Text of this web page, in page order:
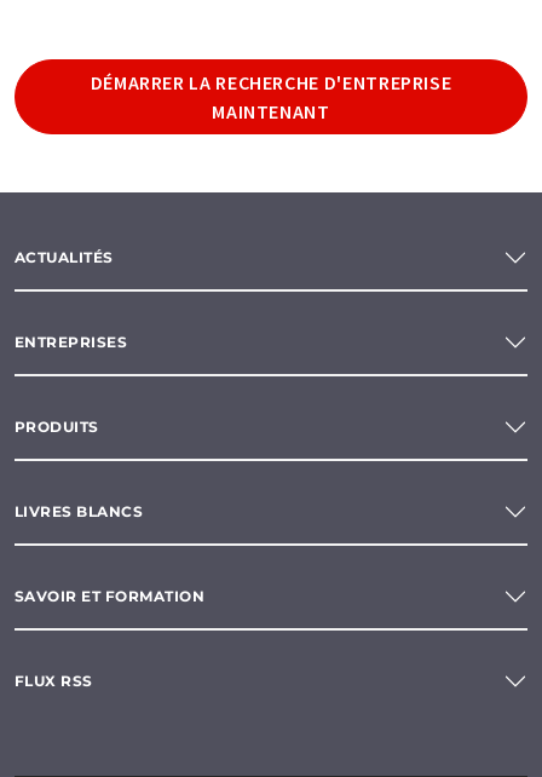
DÉMARRER LA RECHERCHE D'ENTREPRISE
MAINTENANT
ACTUALITÉS
ENTREPRISES
PRODUITS
LIVRES BLANCS
SAVOIR ET FORMATION
FLUX RSS